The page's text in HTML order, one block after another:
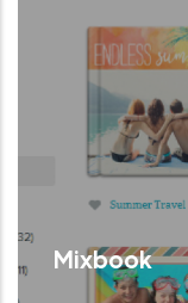
Mixbook